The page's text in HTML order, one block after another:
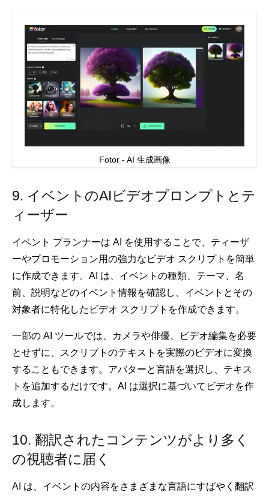
Fotor - AI 生成画像
9. イベントのAIビデオプロンプトとテ
ィーザー
イベント プランナーは AI を使用することで、ティーザ
ーやプロモーション用の強力なビデオ スクリプトを簡単
に作成できます。AI は、イベントの種類、テーマ、名
前、説明などのイベント情報を確認し、イベントとその
対象者に特化したビデオ スクリプトを作成できます。
一部の AI ツールでは、カメラや俳優、ビデオ編集を必要
とせずに、スクリプトのテキストを実際のビデオに変換
することもできます。アバターと言語を選択し、テキス
トを追加するだけです。AI は選択に基づいてビデオを作
成します。
10. 翻訳されたコンテンツがより多く
の視聴者に届く
AI は、イベントの内容をさまざまな言語にすばやく翻訳